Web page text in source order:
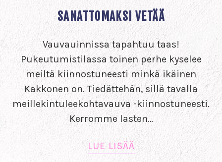
SANATTOMAKSI VETÄÄ
Vauvauinnissa tapahtuu taas!
Pukeutumistilassa toinen perhe kyselee
meiltä kiinnostuneesti minkä ikäinen
Kakkonen on. Tiedättehän, sillä tavalla
meillekintuleekohtavauva -kiinnostuneesti.
Kerromme lasten…
LUE LISÄÄ